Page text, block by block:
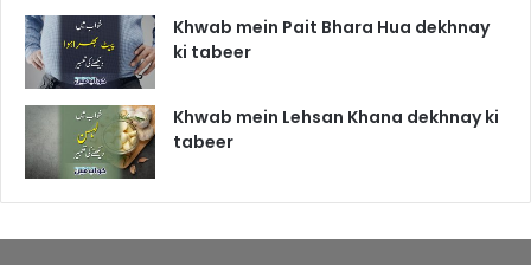
Khwab mein Pait Bhara Hua dekhnay
ki tabeer
Khwab mein Lehsan Khana dekhnay ki
tabeer